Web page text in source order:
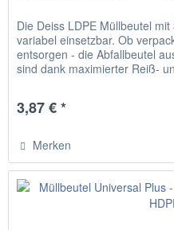
Die Deiss LDPE Müllbeutel
variabel einsetzbar. Ob
entsorgen - die Abfallbeutel
sind dank maximierter Reiß-
3,87 € *
Merken